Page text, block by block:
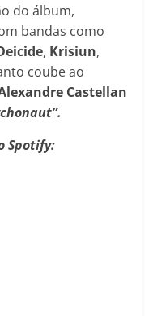
do álbum,
bandas como
, Krisiun,
coube ao
Castellan
Spotify: